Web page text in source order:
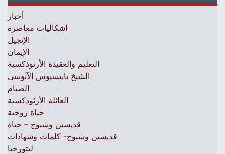
أخبار
اشكاليات معاصرة
الإنجيل
الإيمان
التعليم والعقيدة الأرثوذكسية
الشيخ باييسيوس الآثوسي
الصيام
العائلة الأرثوذكسية
حياة روحية
قديسين وشيوخ – حياة
قديسين وشيوخ- كلمات وشهادات
ليتورجيا